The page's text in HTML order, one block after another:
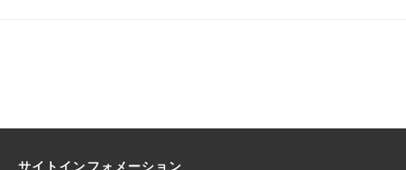
サイトインフォメーション